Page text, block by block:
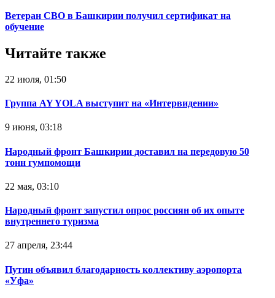
Ветеран СВО в Башкирии получил сертификат на
обучение
Читайте также
22 июля, 01:50
Группа AY YOLA выступит на «Интервидении»
9 июня, 03:18
Народный фронт Башкирии доставил на передовую 50
тонн гумпомощи
22 мая, 03:10
Народный фронт запустил опрос россиян об их опыте
внутреннего туризма
27 апреля, 23:44
Путин объявил благодарность коллективу аэропорта
«Уфа»